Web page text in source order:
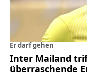
Er darf gehen
Inter Mailand
überraschende